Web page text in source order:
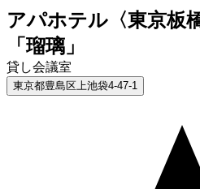
アパホテル〈東京板
「瑠璃」
貸し会議室
東京都豊島区上池袋4-47-1